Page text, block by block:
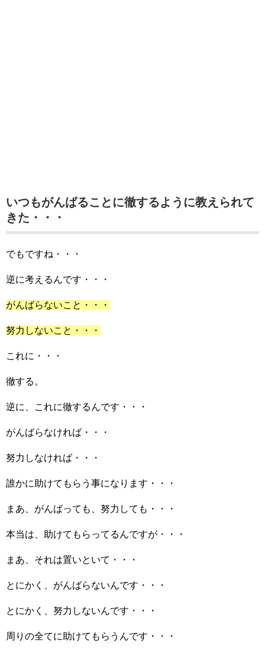
いつもがんばることに徹するように教えられて
きた・・・
でもですね・・・
逆に考えるんです・・・
がんばらないこと・・・
努力しないこと・・・
これに・・・
徹する。
逆に、これに徹するんです・・・
がんばらなければ・・・
努力しなければ・・・
誰かに助けてもらう事になります・・・
まあ、がんばっても、努力しても・・・
本当は、助けてもらってるんですが・・・
まあ、それは置いといて・・・
とにかく、がんばらないんです・・・
とにかく、努力しないんです・・・
周りの全てに助けてもらうんです・・・